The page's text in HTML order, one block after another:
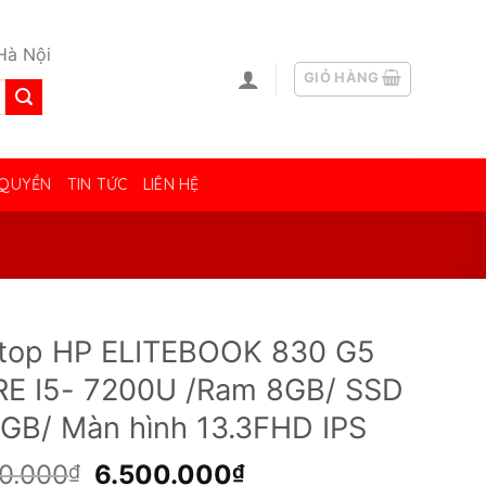
Nội
GIỎ HÀNG
TIN TỨC LIÊN HỆ
HP ELITEBOOK 830 G5
I5- 7200U /Ram 8GB/ SSD
Màn hình 13.3FHD IPS
₫
Giá
6.500.000₫Giá